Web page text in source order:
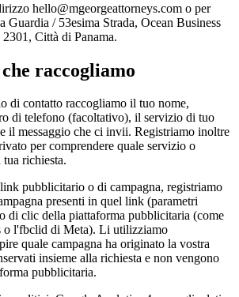
hello@mgeorgeattorneys.com o per
Guardia / 53esima Strada, Ocean Business
Città di Panama.
raccogliamo
di contatto raccogliamo il tuo nome,
di telefono (facoltativo), il servizio di tuo
il messaggio che ci invii. Registriamo inoltre
per comprendere quale servizio o
richiesta.
pubblicitario o di campagna, registriamo
presenti in quel link (parametri
di clic della piattaforma pubblicitaria (come
o l'fbclid di Meta). Li utilizziamo
quale campagna ha originato la vostra
insieme alla richiesta e non vengono
pubblicitaria.